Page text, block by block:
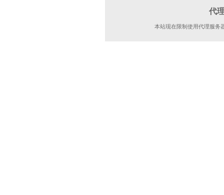
代
本站现在限制使用代理服务